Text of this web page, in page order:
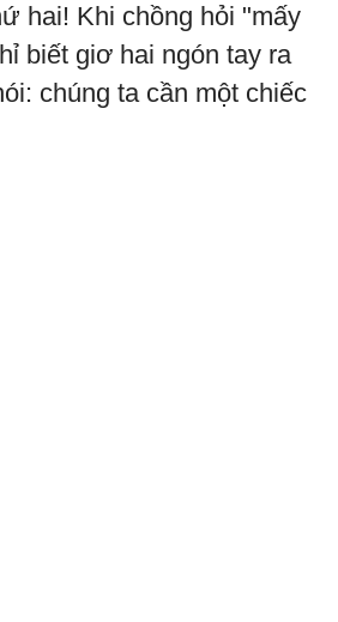
hai! Khi chồng hỏi "mấy
biết giơ hai ngón tay ra
chúng ta cần một chiếc